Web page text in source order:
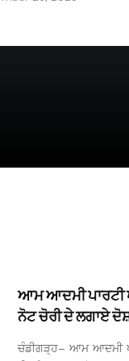
ਆਮ ਆਦਮੀ ਪਾਰਟੀ
ਨੋਟ ਚੋਰੀ ਦੇ ਲਗਾਏ
ਚੰਡੀਗੜ੍ਹ– ਆਮ ਆਦਮੀ